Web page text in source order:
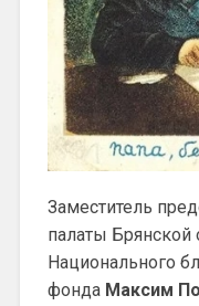
Заместитель
палаты Брянской
Национального
фонда Максим